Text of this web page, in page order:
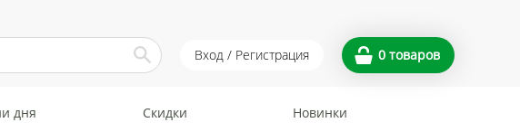
Вход / Регистрация 0 товаров
дня Скидки Новинки